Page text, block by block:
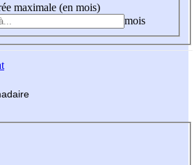
maximale (en mois)
mois